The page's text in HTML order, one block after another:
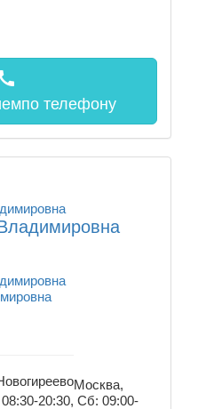
по телефону
Москва,
20:30, Сб: 09:00-